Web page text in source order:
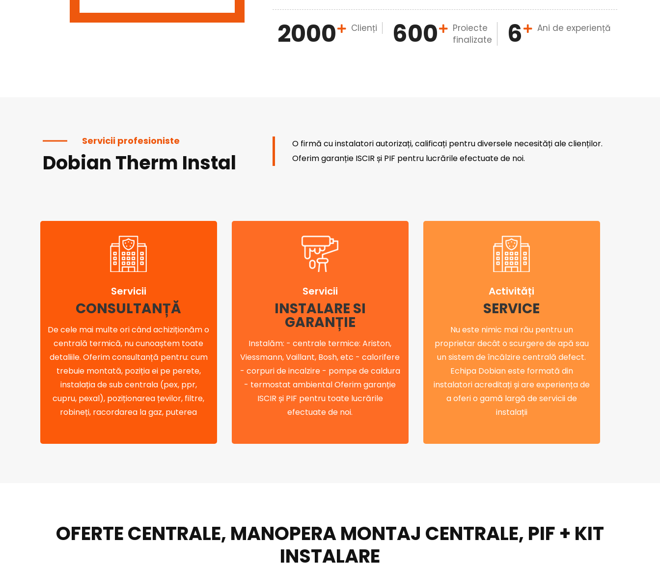
2000 Clienți 600
Proiecte
finalizate
6 Ani de experiență
Servicii profesioniste
Dobian Therm Instal
O firmă cu instalatori autorizați, calificați pentru diversele necesități ale clienților.
Oferim garanție ISCIR și PIF pentru lucrările efectuate de noi.
Servicii
CONSULTANȚĂ
De cele mai multe ori când achiziționăm o
centrală termică, nu cunoaștem toate
detaliile. Oferim consultanță pentru: cum
trebuie montată, poziția ei pe perete,
instalația de sub centrala (pex, ppr,
cupru, pexal), poziționarea țevilor, filtre,
robineți, racordarea la gaz, puterea
Servicii
INSTALARE SI
GARANȚIE
Instalăm: - centrale termice: Ariston,
Viessmann, Vaillant, Bosh, etc - calorifere
- corpuri de incalzire - pompe de caldura
- termostat ambiental Oferim garanție
ISCIR și PIF pentru toate lucrările
efectuate de noi.
Activități
SERVICE
Nu este nimic mai rău pentru un
proprietar decât o scurgere de apă sau
un sistem de încălzire centrală defect.
Echipa Dobian este formată din
instalatori acreditați și are experiența de
a oferi o gamă largă de servicii de
instalații
OFERTE CENTRALE, MANOPERA MONTAJ CENTRALE, PIF + KIT
INSTALARE